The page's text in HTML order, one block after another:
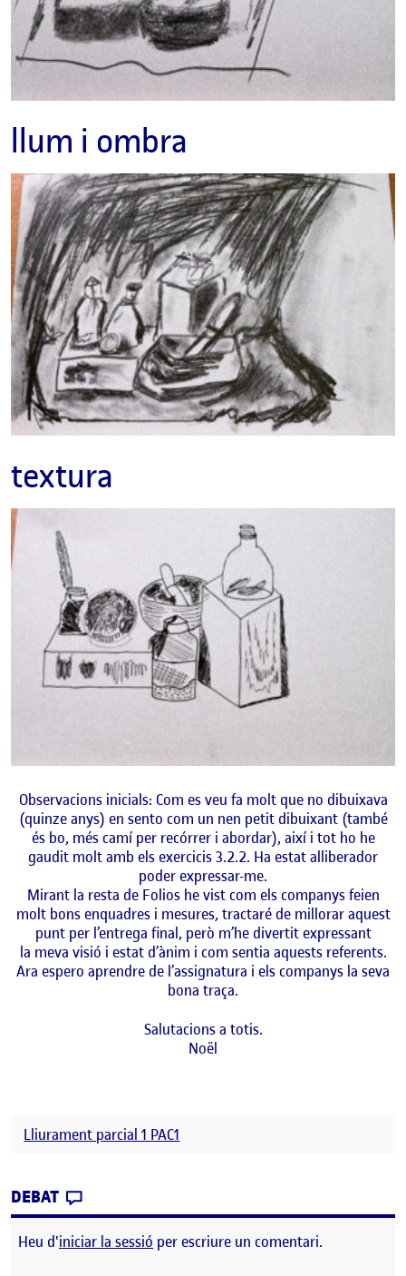
llum i ombra
textura
Observacions inicials: Com es veu fa molt que no dibuixava
(quinze anys) en sento com un nen petit dibuixant (també
és bo, més camí per recórrer i abordar), així i tot ho he
gaudit molt amb els exercicis 3.2.2. Ha estat alliberador
poder expressar-me.
Mirant la resta de Folios he vist com els companys feien
molt bons enquadres i mesures, tractaré de millorar aquest
punt per l’entrega final, però m’he divertit expressant
la meva visió i estat d’ànim i com sentia aquests referents.
Ara espero aprendre de l’assignatura i els companys la seva
bona traça.
Salutacions a totis.
Noël
Lliurament parcial 1 PAC1
DEBAT
Heu d'iniciar la sessió per escriure un comentari.